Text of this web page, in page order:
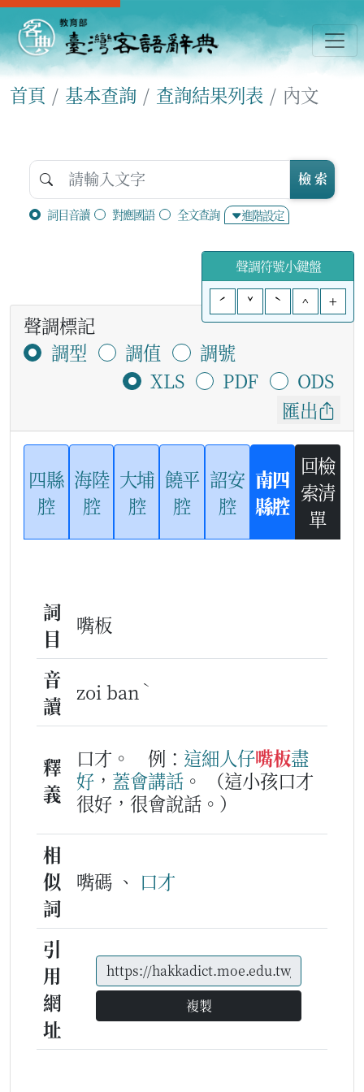
首頁 基本查詢 查詢結果列表 內文
詞目音讀 對應國語 全文查詢 進階設定
檢 索
聲調符號小鍵盤
ˊ
ˇ ˋ ^ +
聲調標記
調型
調值
調號
XLS
PDF
ODS
匯出
四縣
腔
海陸
腔
大埔
腔
饒平
腔
詔安
腔
南四
縣腔
回檢
索清
單
詞
目
嘴板
音
讀
zoi ban ˋ
釋
義
口才。 例： 這細人仔嘴板盡
好 ， 蓋會講話 。
（這小孩口才
很好，很會說話。）
相
似
詞
嘴碼 、 口才
引
用
網
址
複製